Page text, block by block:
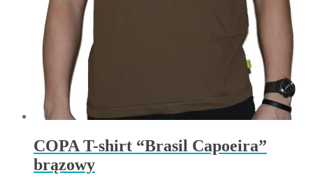
COPA T-shirt “Brasil Capoeira”
brązowy